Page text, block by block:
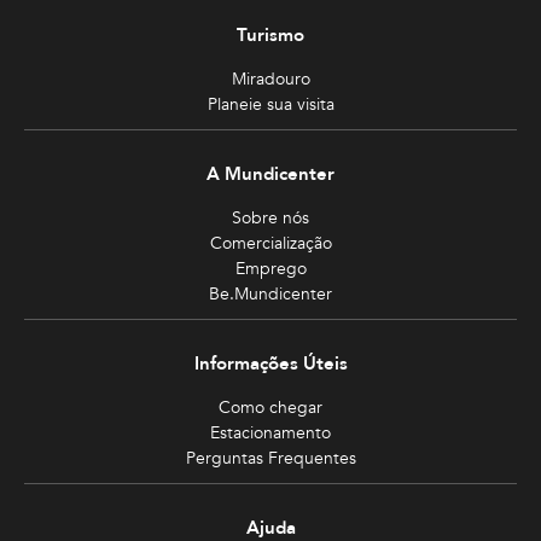
Turismo
Miradouro
Planeie sua visita
A Mundicenter
Sobre nós
Comercialização
Emprego
Be.Mundicenter
Informações Úteis
Como chegar
Estacionamento
Perguntas Frequentes
Ajuda